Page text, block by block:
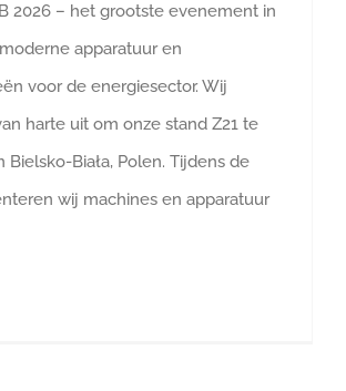
2026 – het grootste evenement in
apparatuur en
voor de energiesector. Wij
harte uit om onze stand Z21 te
Bielsko-Biała, Polen. Tijdens de
wij machines en apparatuur